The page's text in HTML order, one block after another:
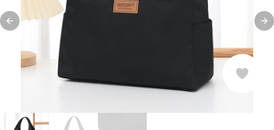
Previous slide